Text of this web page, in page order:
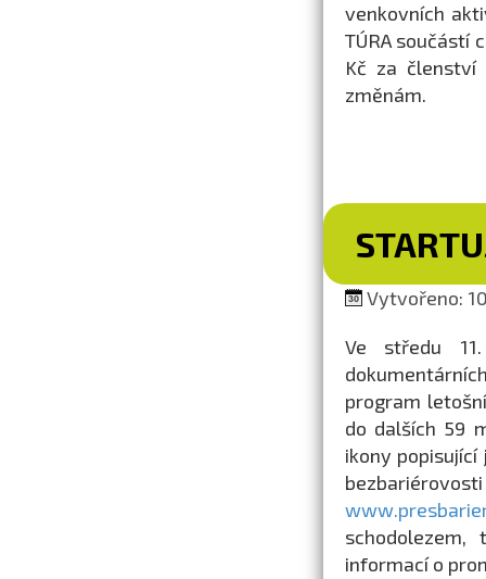
venkovních
TÚRA součástí
Kč za členství
změnám.
Vytvořeno:
Ve středu
program
do dalších 59
ikony
informací o